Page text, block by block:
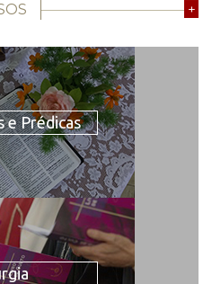
+
e Prédicas